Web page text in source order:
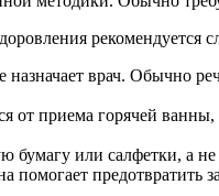
рекомендуется
врач. Обычно
от приема горячей
бумагу или салфетки, а не
помогает